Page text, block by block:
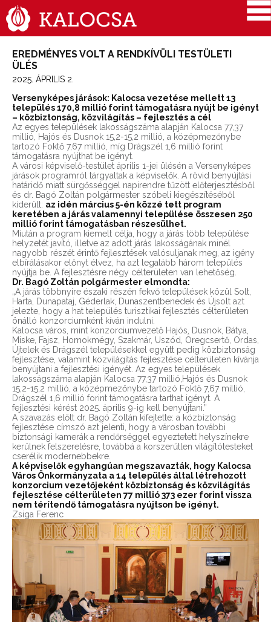
EREDMÉNYES VOLT A RENDKÍVÜLI TESTÜLETI
ÜLÉS
2025. ÁPRILIS 2.
Versenyképes járások: Kalocsa vezetése mellett 13
település 170,8 millió forint támogatásra nyújt be igényt
– közbiztonság, közvilágítás – fejlesztés a cél
Az egyes települések lakosságszáma alapján Kalocsa 77,37
millió, Hajós és Dusnok 15,2-15,2 millió, a középmezőnybe
tartozó Foktő 7,67 millió, míg Drágszél 1,6 millió forint
támogatásra nyújthat be igényt.
A városi képviselő-testület április 1-jei ülésén a Versenyképes
járások programról tárgyaltak a képviselők. A rövid benyújtási
határidő miatt sürgősséggel napirendre tűzött előterjesztésből
és dr. Bagó Zoltán polgármester szóbeli kiegészítéséből
kiderült: az idén március 5-én közzé tett program
keretében a járás valamennyi települése összesen 250
millió forint támogatásban részesülhet.
Miután a program kiemelt célja, hogy a járás több települése
helyzetét javító, illetve az adott járás lakosságának minél
nagyobb részét érintő fejlesztések valósuljanak meg, az igény
elbírálásakor előnyt élvez, ha azt legalább három település
nyújtja be. A fejlesztésre négy célterületen van lehetőség.
Dr. Bagó Zoltán polgármester elmondta:
„A járás többnyire északi részén fekvő települések közül Solt,
Harta, Dunapataj, Géderlak, Dunaszentbenedek és Újsolt azt
jelezte, hogy a hat település turisztikai fejlesztés célterületen
önálló konzorciumként kíván indulni.
Kalocsa város, mint konzorciumvezető Hajós, Dusnok, Bátya,
Miske, Fajsz, Homokmégy, Szakmár, Uszód, Öregcsertő, Ordas,
Újtelek és Drágszél településekkel együtt pedig közbiztonság
fejlesztése, valamint közvilágítás fejlesztése célterületen kívánja
benyújtani a fejlesztési igényét. Az egyes települések
lakosságszáma alapján Kalocsa 77,37 millió,Hajós és Dusnok
15,2-15,2 millió, a középmezőnybe tartozó Foktő 7,67 millió,
Drágszél 1,6 millió forint támogatásra tarthat igényt. A
fejlesztési kérést 2025. április 9-ig kell benyújtani.”
A szavazás előtt dr. Bagó Zoltán kifejtette: a közbiztonság
fejlesztése címszó azt jelenti, hogy a városban további
biztonsági kamerák a rendőrséggel egyeztetett helyszínekre
kerülnek felszerelésre, továbbá a korszerűtlen világítótesteket
cserélik modernebbekre.
A képviselők egyhangúan megszavazták, hogy Kalocsa
Város Önkormányzata a 14 település által létrehozott
konzorcium vezetőjeként közbiztonság és közvilágítás
fejlesztése célterületen 77 millió 373 ezer forint vissza
nem térítendő támogatásra nyújtson be igényt.
Zsiga Ferenc